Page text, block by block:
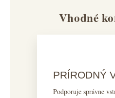
Vhodné
PRÍRODNÝ
Podporuje správne